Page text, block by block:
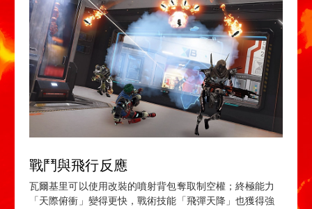
戰鬥與飛行反應
瓦爾基里可以使用改裝的噴射背包奪取制空權；終極能力
「天際俯衝」變得更快，戰術技能「飛彈天降」也獲得強